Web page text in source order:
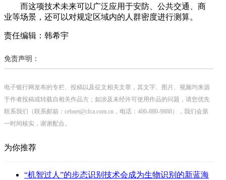
而这项技术未来可以广泛应用于安防、公共交通、商
业等场景，还可以对规定区域内的人群密度进行测算。
责任编辑：韩希宇
免责声明：
电子银行网发布的专栏、投稿以及征文相关文章，其文字、图片、视频均来源
于作者投稿或转载自相关作品方；如涉及未经许可使用作品的问题，请您优先
联系我们（联系邮箱：cebnet@cfca.com.cn，电话：400-880-9888），我们会第
一时间核实，谢谢配合。
为你推荐
“机智过人”的步态识别技术会成为生物识别的新蓝海